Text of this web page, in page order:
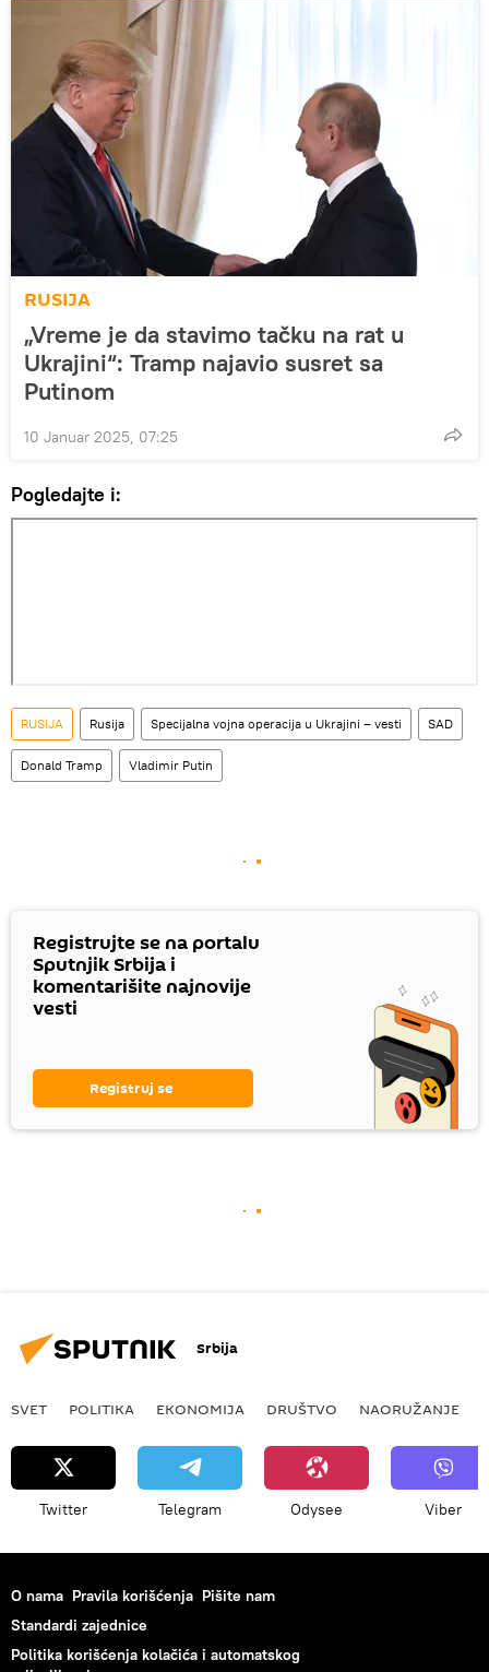
RUSIJA
„Vreme je da stavimo tačku na rat u
Ukrajini“: Tramp najavio susret sa
Putinom
10 Januar 2025, 07:25
Pogledajte i:
RUSIJA Rusija Specijalna vojna operacija u Ukrajini – vesti SAD
Donald Tramp Vladimir Putin
Registrujte se na portalu
Sputnjik Srbija i
komentarišite najnovije
vesti
Registruj se
Srbija
SVET POLITIKA EKONOMIJA DRUŠTVO NAORUŽANJE
Twitter Telegram Odysee Viber
O nama Pravila korišćenja Pišite nam
Standardi zajednice
Politika korišćenja kolačića i automatskog